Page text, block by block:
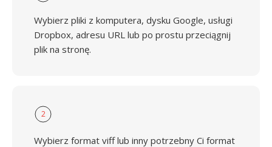
Wybierz pliki z komputera, dysku Google, usługi
Dropbox, adresu URL lub po prostu przeciągnij
plik na stronę.
2
Wybierz format viff lub inny potrzebny Ci format